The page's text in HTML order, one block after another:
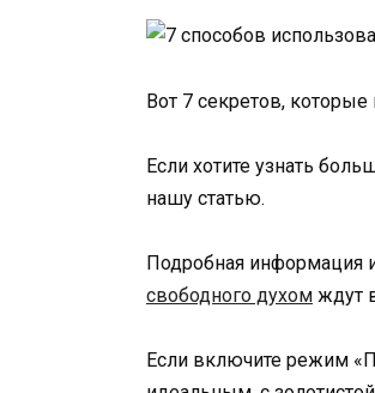
Вот 7 секретов, которые
Если хотите узнать
нашу статью.
Подробная информация
свободного духом ждут
Если включите режим